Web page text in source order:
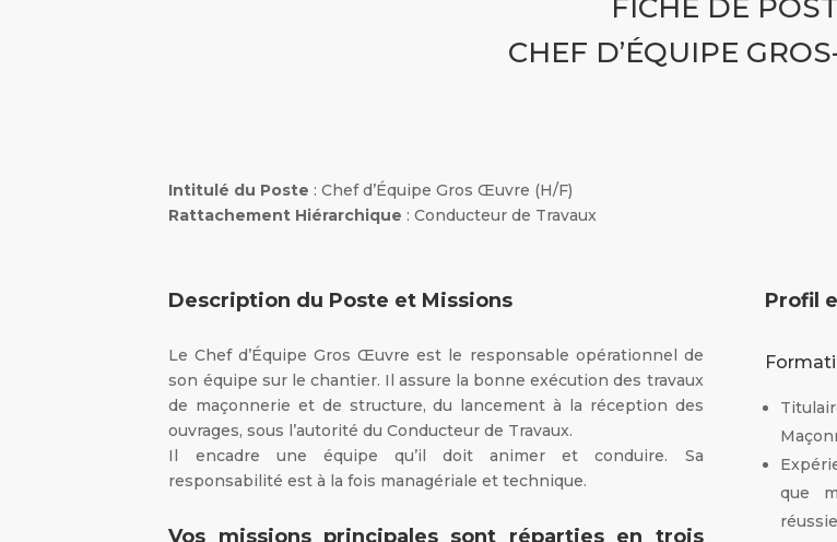
FICHE DE
CHEF D’ÉQUIPE
Intitulé du Poste : Chef d’Équipe Gros Œuvre (H/F)
Rattachement Hiérarchique : Conducteur de Travaux
Description du Poste et Missions
Le Chef d’Équipe Gros Œuvre est le responsable opérationnel de
son équipe sur le chantier. Il assure la bonne exécution des travaux
de maçonnerie et de structure, du lancement à la réception des
ouvrages, sous l’autorité du Conducteur de Travaux.
Il encadre une équipe qu’il doit animer et conduire. Sa
responsabilité est à la fois managériale et technique.
Vos missions principales sont réparties en trois
Profil
que